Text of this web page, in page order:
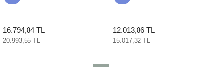
16.794,84 TL
20.993,55 TL
12.013,86 TL
15.017,32 TL